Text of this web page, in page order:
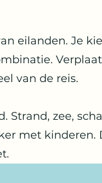
eilanden. Je
van de reis.
Strand, zee,
met kinderen.